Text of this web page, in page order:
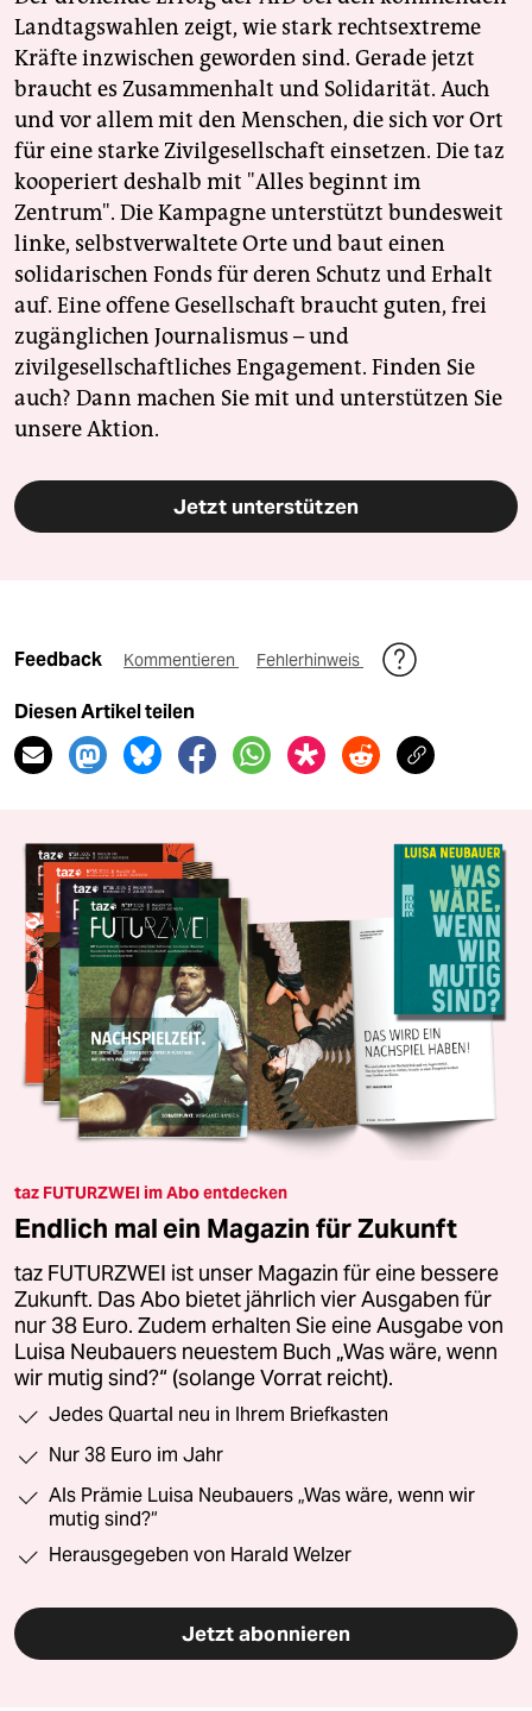
Landtagswahlen zeigt, wie stark rechtsextreme
Kräfte inzwischen geworden sind. Gerade jetzt
braucht es Zusammenhalt und Solidarität. Auch
und vor allem mit den Menschen, die sich vor Ort
für eine starke Zivilgesellschaft einsetzen. Die taz
kooperiert deshalb mit "Alles beginnt im
Zentrum". Die Kampagne unterstützt bundesweit
linke, selbstverwaltete Orte und baut einen
solidarischen Fonds für deren Schutz und Erhalt
auf. Eine offene Gesellschaft braucht guten, frei
zugänglichen Journalismus – und
zivilgesellschaftliches Engagement. Finden Sie
auch? Dann machen Sie mit und unterstützen Sie
unsere Aktion.
Jetzt unterstützen
Feedback Kommentieren Fehlerhinweis
Diesen Artikel teilen
taz FUTURZWEI im Abo entdecken
Endlich mal ein Magazin für Zukunft
taz FUTURZWEI ist unser Magazin für eine bessere
Zukunft. Das Abo bietet jährlich vier Ausgaben für
nur 38 Euro. Zudem erhalten Sie eine Ausgabe von
Luisa Neubauers neuestem Buch „Was wäre, wenn
wir mutig sind?“ (solange Vorrat reicht).
Jedes Quartal neu in Ihrem Briefkasten
Nur 38 Euro im Jahr
Als Prämie Luisa Neubauers „Was wäre, wenn wir
mutig sind?“
Herausgegeben von Harald Welzer
Jetzt abonnieren